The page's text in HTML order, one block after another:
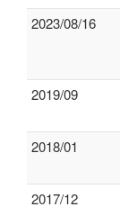
2023/08/16
2019/09
2018/01
2017/12